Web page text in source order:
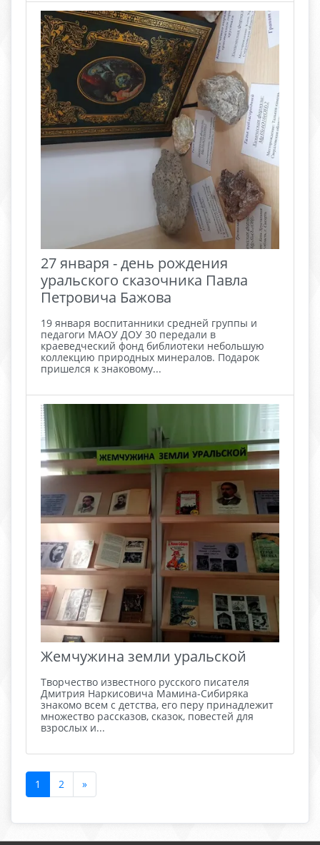
27 января - день рождения
уральского сказочника Павла
Петровича Бажова
19 января воспитанники средней группы и
педагоги МАОУ ДОУ 30 передали в
краеведческий фонд библиотеки небольшую
коллекцию природных минералов. Подарок
пришелся к знаковому...
Жемчужина земли уральской
Творчество известного русского писателя
Дмитрия Наркисовича Мамина-Сибиряка
знакомо всем с детства, его перу принадлежит
множество рассказов, сказок, повестей для
взрослых и...
1 2 »